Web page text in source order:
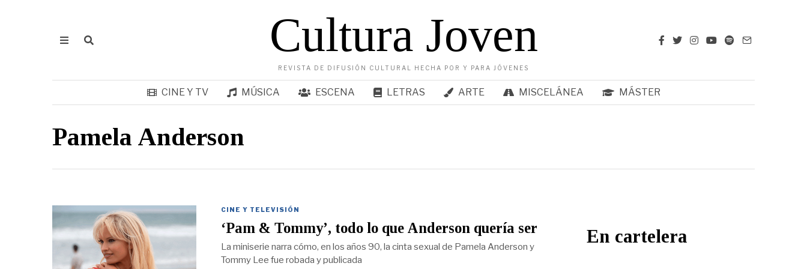
Cultura Joven
REVISTA DE DIFUSIÓN CULTURAL HECHA POR Y PARA JÓVENES
CINE Y TV MÚSICA ESCENA LETRAS ARTE MISCELÁNEA MÁSTER
Pamela Anderson
CINE Y TELEVISIÓN
‘Pam & Tommy’, todo lo que Anderson quería ser
La miniserie narra cómo, en los años 90, la cinta sexual de Pamela Anderson y
Tommy Lee fue robada y publicada
En cartelera